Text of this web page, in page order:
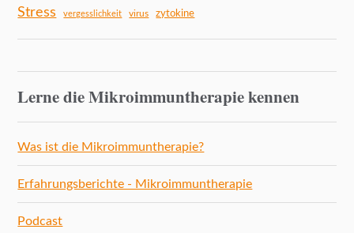
Stress vergesslichkeit virus zytokine
Lerne die Mikroimmuntherapie kennen
Was ist die Mikroimmuntherapie?
Erfahrungsberichte - Mikroimmuntherapie
Podcast